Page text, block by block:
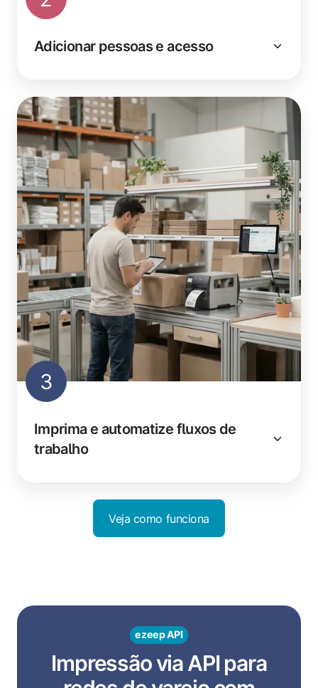
Adicionar pessoas e acesso
3
Imprima e automatize fluxos de
trabalho
Veja como funciona
ezeep API
Impressão via API para